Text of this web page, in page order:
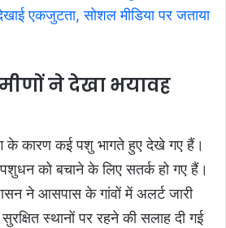
एकजुटता, सोशल मीडिया पर जताया
ने देखा भयावह
के कारण कई पशु भागते हुए देखे गए हैं।
को बचाने के लिए सतर्क हो गए हैं।
ने आसपास के गांवों में अलर्ट जारी
स्थानों पर रहने की सलाह दी गई